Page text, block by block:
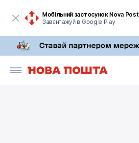
Мобільний застосунок Nova Post
Завантажуй в Google Play